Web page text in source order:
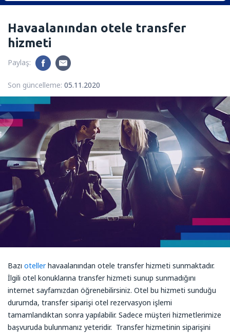
Havaalanından otele transfer
hizmeti
Paylaş:
Son güncelleme: 05.11.2020
Bazı otellerhavaalanından otele transfer hizmeti sunmaktadır.
İlgili otel konuklarına transfer hizmeti sunup sunmadığını
internet sayfamızdan öğrenebilirsiniz. Otel bu hizmeti sunduğu
durumda, transfer siparişi otel rezervasyon işlemi
tamamlandıktan sonra yapılabilir. Sadece müşteri hizmetlerimize
başvuruda bulunmanız yeteridir. Transfer hizmetinin siparişini